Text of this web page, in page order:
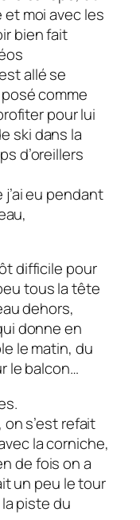
moi avec les
bien fait
allé se
posé comme
pour lui
ski dans la
d’oreillers
eu pendant
difficile pour
tous la tête
dehors,
donne en
le matin, du
le balcon…
on s’est refait
la corniche,
de fois on a
un peu le tour
piste du